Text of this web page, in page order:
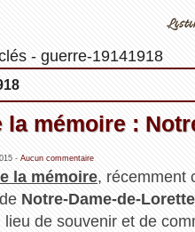
- guerre-19141918
la mémoire :
- Aucun commentaire
la mémoire, récemment
Notre-Dame-de-Lorette
lieu de souvenir et de